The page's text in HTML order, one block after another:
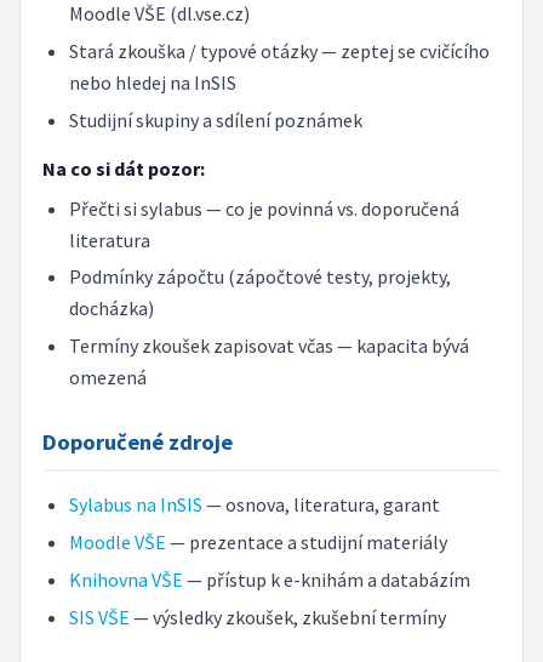
Moodle VŠE (dl.vse.cz)
Stará zkouška / typové otázky — zeptej se cvičícího
nebo hledej na InSIS
Studijní skupiny a sdílení poznámek
Na co si dát pozor:
Přečti si sylabus — co je povinná vs. doporučená
literatura
Podmínky zápočtu (zápočtové testy, projekty,
docházka)
Termíny zkoušek zapisovat včas — kapacita bývá
omezená
Doporučené zdroje
Sylabus na InSIS — osnova, literatura, garant
Moodle VŠE — prezentace a studijní materiály
Knihovna VŠE — přístup k e-knihám a databázím
SIS VŠE — výsledky zkoušek, zkušební termíny